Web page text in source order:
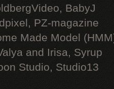
BabyJ
PZ-magazine
Made Model
and Irisa, Syrup
Studio, Studio13